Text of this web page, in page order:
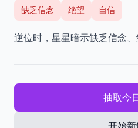
缺乏信念 绝望 自信
逆位时，星星暗示缺乏信念、
抽取今